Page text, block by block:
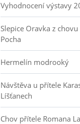
Vyhodnocení výstavy
Slepice Oravka z
Pocha
Hermelín modrooký
Návštěva u přítele
Líšťanech
Chov přítele Romana